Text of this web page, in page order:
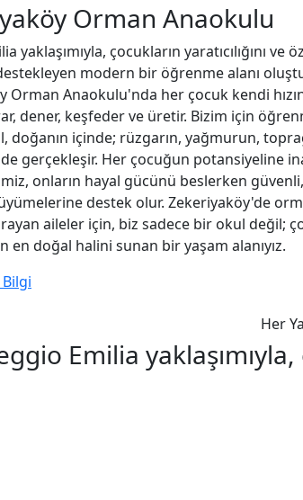
Orman Anaokulu
yaklaşımıyla, çocukların yaratıcılığını ve
modern bir öğrenme alanı
Orman Anaokulu'nda her çocuk kendi
dener, keşfeder ve üretir. Bizim için
doğanın içinde; rüzgarın, yağmurun,
gerçekleşir. Her çocuğun potansiyeline
onların hayal gücünü beslerken
destek olur. Zekeriyaköy'de
aileler için, biz sadece bir okul değil;
en doğal halini sunan bir yaşam alanıyız.
Her
Emilia